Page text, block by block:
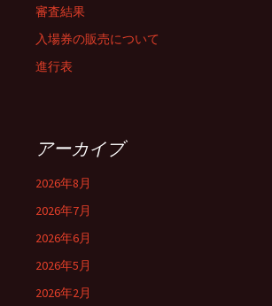
ゲ
ー
ョ
ン
審査結果
入場券の販売について
進行表
アーカイブ
2026年8月
2026年7月
2026年6月
2026年5月
2026年2月